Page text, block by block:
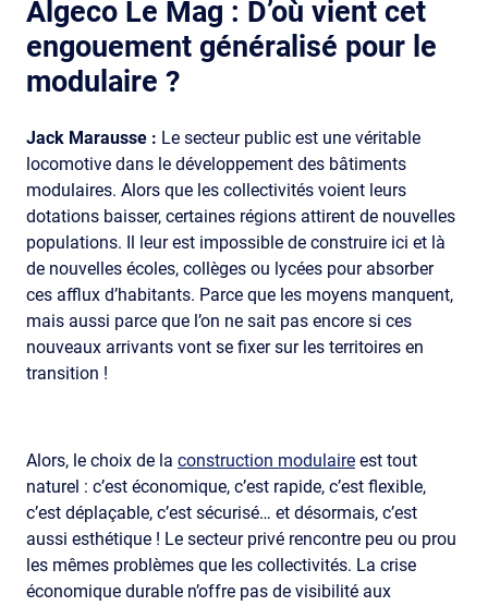
Algeco Le Mag : D’où vient cet
engouement généralisé pour le
modulaire ?
Jack Marausse : Le secteur public est une véritable
locomotive dans le développement des bâtiments
modulaires. Alors que les collectivités voient leurs
dotations baisser, certaines régions attirent de nouvelles
populations. Il leur est impossible de construire ici et là
de nouvelles écoles, collèges ou lycées pour absorber
ces afflux d’habitants. Parce que les moyens manquent,
mais aussi parce que l’on ne sait pas encore si ces
nouveaux arrivants vont se fixer sur les territoires en
transition !
Alors, le choix de la construction modulaire est tout
naturel : c’est économique, c’est rapide, c’est flexible,
c’est déplaçable, c’est sécurisé… et désormais, c’est
aussi esthétique ! Le secteur privé rencontre peu ou prou
les mêmes problèmes que les collectivités. La crise
économique durable n’offre pas de visibilité aux